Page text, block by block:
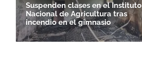
Suspenden clases en el Instituto
Nacional de Agricultura tras
incendio en el gimnasio